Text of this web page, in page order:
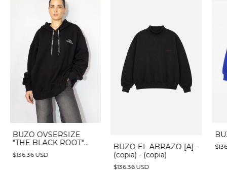
BUZO OVSERSIZE
"THE BLACK ROOT"
(preventa) (copia)
(copia) (copia) (copia) -
$136.36 USD
BUZO EL ABRAZO [A] -
(copia) - (copia)
$136.36 USD